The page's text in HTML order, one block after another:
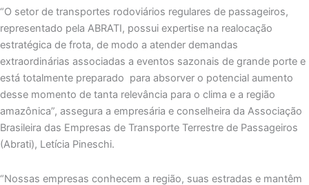
“O setor de transportes rodoviários regulares de passageiros,
representado pela ABRATI, possui expertise na realocação
estratégica de frota, de modo a atender demandas
extraordinárias associadas a eventos sazonais de grande porte e
está totalmente preparado para absorver o potencial aumento
desse momento de tanta relevância para o clima e a região
amazônica”, assegura a empresária e conselheira da Associação
Brasileira das Empresas de Transporte Terrestre de Passageiros
(Abrati), Letícia Pineschi.
“Nossas empresas conhecem a região, suas estradas e mantêm